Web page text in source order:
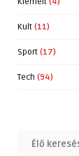
Kult (11)
Sport (17)
Tech (94)